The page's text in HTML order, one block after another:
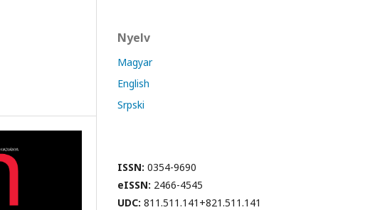
Nyelv
Magyar
English
Srpski
ISSN: 0354-9690
eISSN: 2466-4545
UDC: 811.511.141+821.511.141